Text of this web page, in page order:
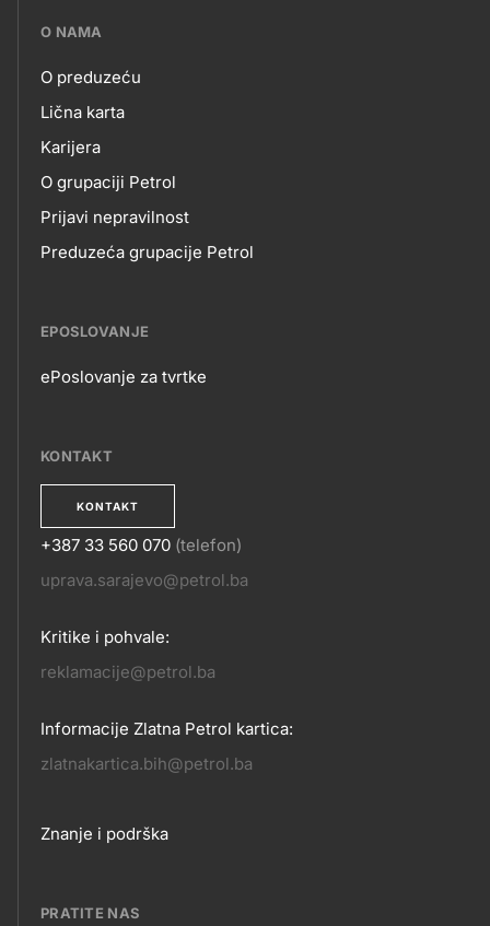
???
skupno.footer-
title???
O NAMA
O
NAMA
O preduzeću
Lična karta
Karijera
O grupaciji Petrol
Prijavi nepravilnost
Preduzeća grupacije Petrol
EPOSLOVANJE
ePoslovanje za tvrtke
KONTAKT
KONTAKT
KONTAKT
+387 33 560 070 (telefon)
uprava.sarajevo@petrol.ba
Kritike i pohvale:
reklamacije@petrol.ba
Informacije Zlatna Petrol kartica:
zlatnakartica.bih@petrol.ba
Footer
Znanje i podrška
PRATITE NAS